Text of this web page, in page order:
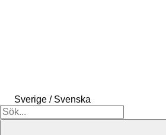
Sverige / Svenska